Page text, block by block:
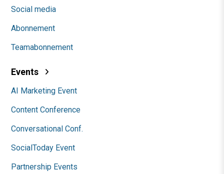
Social media
Abonnement
Teamabonnement
Events
AI Marketing Event
Content Conference
Conversational Conf.
SocialToday Event
Partnership Events